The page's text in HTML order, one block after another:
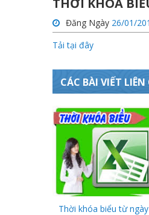
THỜI KHÓA
Đăng Ngày 26/01/
Tải tại đây
CÁC BÀI VIẾT
Thời khóa biểu từ ngày